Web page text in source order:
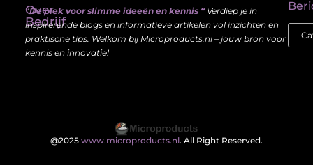
Over
Bedrijf
“De plek voor slimme ideeën en kennis “Verdiep je in
inspirerende blogs en informatieve artikelen vol inzichten en
praktische tips. Welkom bij Microproducts.nl – jouw bron voor
kennis en innovatie!
@2025 www.microproducts.nl. All Right Reserved.